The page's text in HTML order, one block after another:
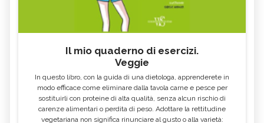
Il mio quaderno di esercizi.
Veggie
In questo libro, con la guida di una dietologa, apprenderete in
modo efficace come eliminare dalla tavola carne e pesce per
sostituirli con proteine di alta qualità, senza alcun rischio di
carenze alimentari o perdita di peso. Adottare la rettitudine
vegetariana non significa rinunciare al gusto o alla varietà: